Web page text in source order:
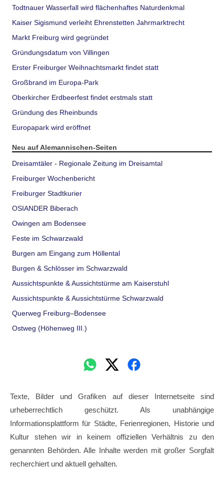
Todtnauer Wasserfall wird flächenhaftes Naturdenkmal
Kaiser Sigismund verleiht Ehrenstetten Jahrmarktrecht
Markt Freiburg wird gegründet
Gründungsdatum von Villingen
Erster Freiburger Weihnachtsmarkt findet statt
Großbrand im Europa-Park
Oberkircher Erdbeerfest findet erstmals statt
Gründung des Rheinbunds
Europapark wird eröffnet
Neu auf Alemannischen-Seiten
Dreisamtäler - Regionale Zeitung im Dreisamtal
Freiburger Wochenbericht
Freiburger Stadtkurier
OSIANDER Biberach
Owingen am Bodensee
Feste im Schwarzwald
Burgen am Eingang zum Höllental
Burgen & Schlösser im Schwarzwald
Aussichtspunkte & Aussichtstürme am Kaiserstuhl
Aussichtspunkte & Aussichtstürme Schwarzwald
Querweg Freiburg–Bodensee
Ostweg (Höhenweg III.)
Texte, Bilder und Grafiken auf dieser Internetseite sind
urheberrechtlich geschützt. Als unabhängige
Informationsplattform für Städte, Ferienregionen, Historie und
Kultur stehen wir in keinem offiziellen Verhältnis zu den
genannten Behörden. Alle Inhalte werden mit großer Sorgfalt
recherchiert und aktuell gehalten.